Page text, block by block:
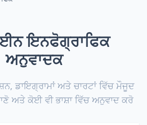
ਇਨਫੋਗ੍ਰਾਫਿਕ
ਅਨੁਵਾਦਕ
ਡਾਇਗ੍ਰਾਮਾਂ ਅਤੇ ਚਾਰਟਾਂ ਵਿੱਚ ਮੌਜੂਦ
ਅਤੇ ਕੋਈ ਵੀ ਭਾਸ਼ਾ ਵਿੱਚ ਅਨੁਵਾਦ ਕਰੋ